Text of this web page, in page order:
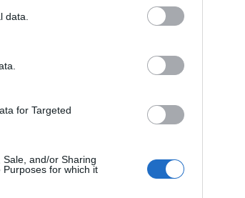
data.
for Targeted
and/or Sharing
for which it